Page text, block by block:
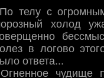
По телу с
холод
в логово
ответа...
Огненное чудище